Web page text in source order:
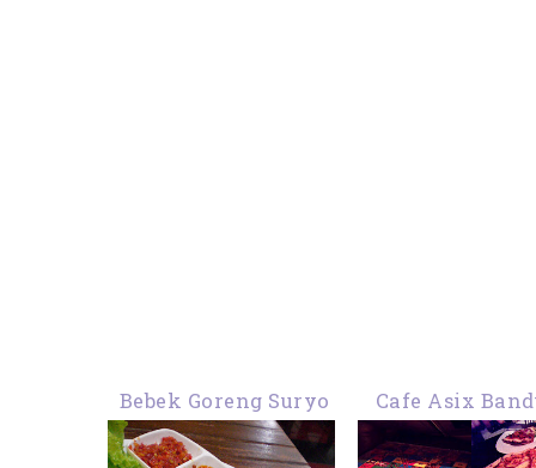
Bebek Goreng Suryo Cafe Asix